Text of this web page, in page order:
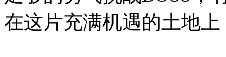
在这片充满机遇的土地